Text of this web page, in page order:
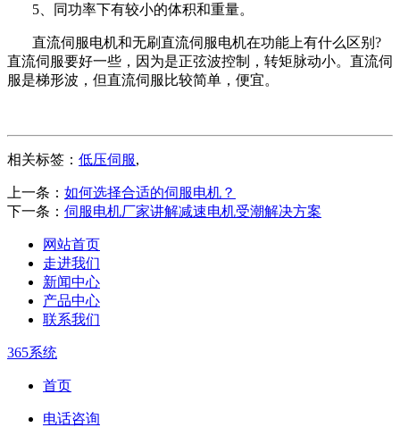
5、同功率下有较小的体积和重量。
直流伺服电机和无刷直流伺服电机在功能上有什么区别?
直流伺服要好一些，因为是正弦波控制，转矩脉动小。直流伺
服是梯形波，但直流伺服比较简单，便宜。
相关标签： 低压伺服,
上一条： 如何选择合适的伺服电机？
下一条： 伺服电机厂家讲解减速电机受潮解决方案
网站首页
走进我们
新闻中心
产品中心
联系我们
365系统
首页
电话咨询